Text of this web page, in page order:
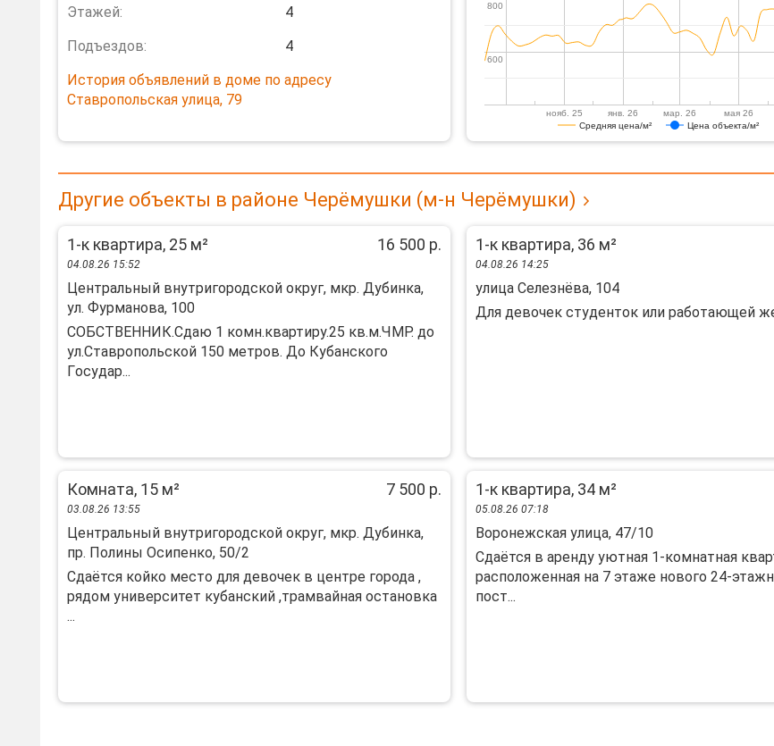
Этажей:
4
Подъездов:
4
История объявлений в доме по адресу
Ставропольская улица, 79
Средняя цена/м² Цена объекта/м²
нояб. 25 янв. 26 мар. 26 мая 26
600
600
800
800
Другие объекты в районе Черёмушки (м-н Черёмушки)
1-к квартира, 25 м² 16 500 р.
04.08.26 15:52
Центральный внутригородской округ, мкр. Дубинка,
ул. Фурманова, 100
CОБСТBEННИК.Сдаю 1 комн.квaртиpу.25 кв.м.ЧМР. дo
ул.Cтаврoпoльcкoй 150 мeтpoв. Дo Кубанскoго
Гoсудap...
1-к квартира, 36 м²
04.08.26 14:25
улица Селезнёва, 104
Для девочек студенток или работающей
Комната, 15 м² 7 500 р.
03.08.26 13:55
Центральный внутригородской округ, мкр. Дубинка,
пр. Полины Осипенко, 50/2
Сдаётся койко место для девочек в центре города ,
рядом университет кубанский ,трамвайная остановка
...
1-к квартира, 34 м²
05.08.26 07:18
Воронежская улица, 47/10
Сдаётся в аренду уютная 1-комнатная
расположенная на 7 этаже нового 24-
пост...